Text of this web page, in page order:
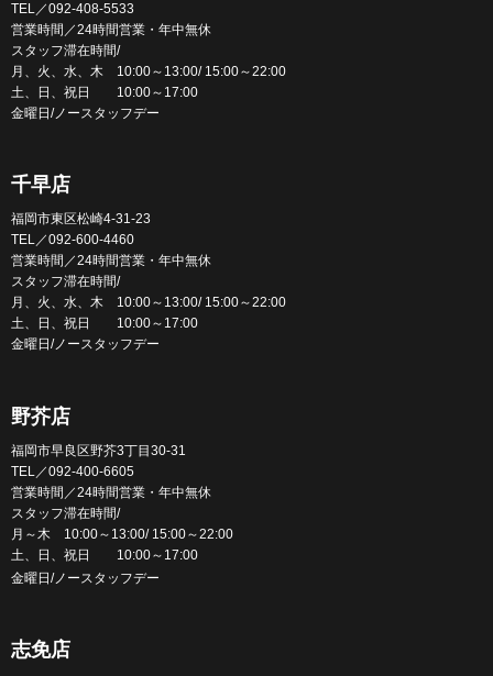
TEL／092-408-5533
営業時間／24時間営業・年中無休
スタッフ滞在時間/
月、火、水、木 10:00～13:00/ 15:00～22:00
土、日、祝日 10:00～17:00
金曜日/ノースタッフデー
千早店
福岡市東区松崎4-31-23
TEL／092-600-4460
営業時間／24時間営業・年中無休
スタッフ滞在時間/
月、火、水、木 10:00～13:00/ 15:00～22:00
土、日、祝日 10:00～17:00
金曜日/ノースタッフデー
野芥店
福岡市早良区野芥3丁目30-31
TEL／092-400-6605
営業時間／24時間営業・年中無休
スタッフ滞在時間/
月～木 10:00～13:00/ 15:00～22:00
土、日、祝日 10:00～17:00
金曜日/ノースタッフデー
志免店